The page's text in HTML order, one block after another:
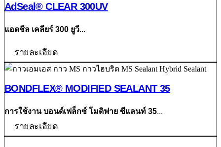
AdSeal® CLEAR 300UV
แอดชีล เคลียร์ 300 ยูวี...
รายละเอียด
BONDFLEX® MODIFIED SEALANT 35
การใช้งาน บอนด์เฟล็กซ์ โมดิฟาย ซีแลนท์ 35...
รายละเอียด